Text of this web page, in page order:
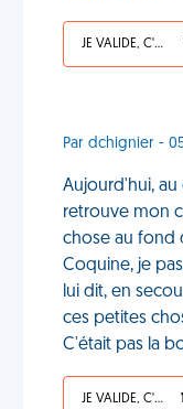
JE VALIDE, C'EST UNE VDM
Par dchignier -
Aujourd'hui, au
retrouve mon
chose au fond
Coquine, je
lui dit, en
ces petites
C'était pas la
JE VALIDE, C'EST UNE VDM